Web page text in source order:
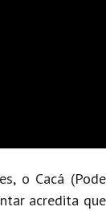
o Cacá
acredita